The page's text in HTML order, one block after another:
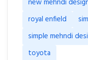
new mehndi
royal enfield
simple mehndi
toyota